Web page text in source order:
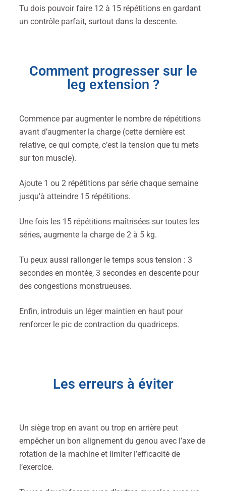
Tu dois pouvoir faire 12 à 15 répétitions en gardant
un contrôle parfait, surtout dans la descente.
Comment progresser sur le
leg extension ?
Commence par augmenter le nombre de répétitions
avant d’augmenter la charge (cette dernière est
relative, ce qui compte, c’est la tension que tu mets
sur ton muscle).
Ajoute 1 ou 2 répétitions par série chaque semaine
jusqu’à atteindre 15 répétitions.
Une fois les 15 répétitions maîtrisées sur toutes les
séries, augmente la charge de 2 à 5 kg.
Tu peux aussi rallonger le temps sous tension : 3
secondes en montée, 3 secondes en descente pour
des congestions monstrueuses.
Enfin, introduis un léger maintien en haut pour
renforcer le pic de contraction du quadriceps.
Les erreurs à éviter
Un siège trop en avant ou trop en arrière peut
empêcher un bon alignement du genou avec l’axe de
rotation de la machine et limiter l’efficacité de
l’exercice.